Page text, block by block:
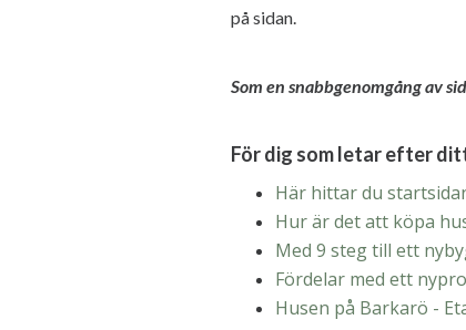
på sidan.
Som en snabbgenomgång av
För dig som letar efter
Här hittar du
Hur är det att köpa
Med 9 steg till ett
Fördelar med ett
Husen på Barkarö -